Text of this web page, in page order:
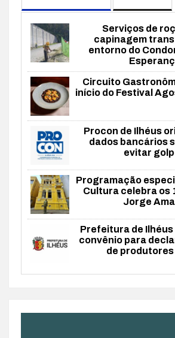
Serviços de
capinagem
entorno do
Circuito
início do Festival
Procon de Ilhéus
dados bancários
evitar
Programação
Cultura celebra os
Jorge
Prefeitura de
convênio para
de